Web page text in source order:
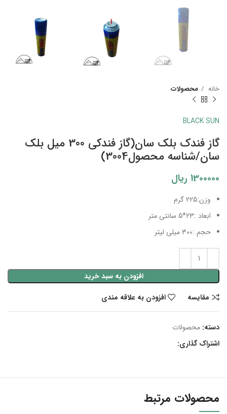
خانه محصولات
BLACK SUN
گاز فندک بلک سان(گاز فندکی 300 میل بلک
سان/شناسه محصول3004)
1300000 ریال
وزن:225 گرم
ابعاد :23*5 سانتی متر
حجم :300 میلی لیتر
افزودن به سبد خرید
مقایسه
افزودن به علاقه مندی
دسته: محصولات
اشتراک گذاری:
محصولات مرتبط